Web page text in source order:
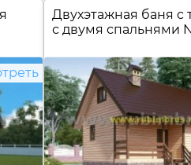
Двухэтажная баня c
с двумя спальнями